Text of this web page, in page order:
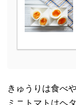
きゅうりは食べ